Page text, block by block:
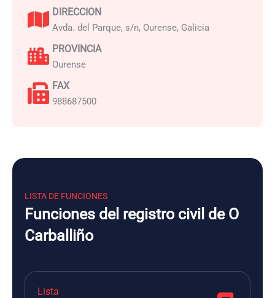
DIRECCION
Avda. del Parque, s/n, Ourense, Galicia
PROVINCIA
Ourense
FAX
988687500
LISTA DE FUNCIONES
Funciones del registro civil de O
Carballiño
Lista